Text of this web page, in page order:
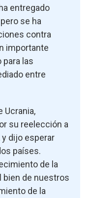
entregado
se ha
contra
importante
las
entre
Ucrania,
su reelección a
y dijo esperar
países.
de la
bien de nuestros
de la